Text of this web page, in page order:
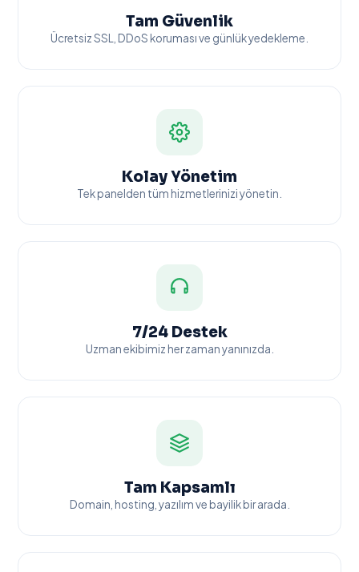
Tam Güvenlik
Ücretsiz SSL, DDoS koruması ve günlük yedekleme.
Kolay Yönetim
Tek panelden tüm hizmetlerinizi yönetin.
7/24 Destek
Uzman ekibimiz her zaman yanınızda.
Tam Kapsamlı
Domain, hosting, yazılım ve bayilik bir arada.